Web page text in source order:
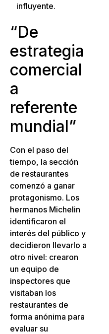
influyente.
“De
estrategia
comercial
a
referente
mundial”
Con el paso del
tiempo, la sección
de restaurantes
comenzó a ganar
protagonismo. Los
hermanos Michelin
identificaron el
interés del público y
decidieron llevarlo a
otro nivel: crearon
un equipo de
inspectores que
visitaban los
restaurantes de
forma anónima para
evaluar su